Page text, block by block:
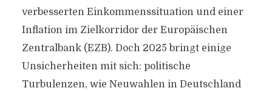
verbesserten Einkommenssituation und einer
Inflation im Zielkorridor der Europäischen
Zentralbank (EZB). Doch 2025 bringt einige
Unsicherheiten mit sich: politische
Turbulenzen, wie Neuwahlen in Deutschland